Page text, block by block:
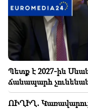
կխաղա
Բերեզովսկի
Հռոմում ավարտվել
01:34
Օգոստոսի
կենդանակերպի
Պետք է 2027-ին
ճանապարհ
ՈՒՂԻՂ․